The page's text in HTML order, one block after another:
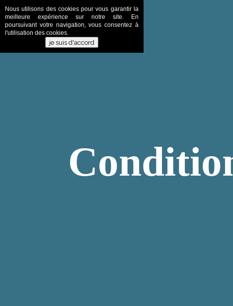
Nous utilisons des cookies pour vous garantir la
meilleure expérience sur notre site. En
poursuivant votre navigation, vous consentez à
l'utilisation des cookies.